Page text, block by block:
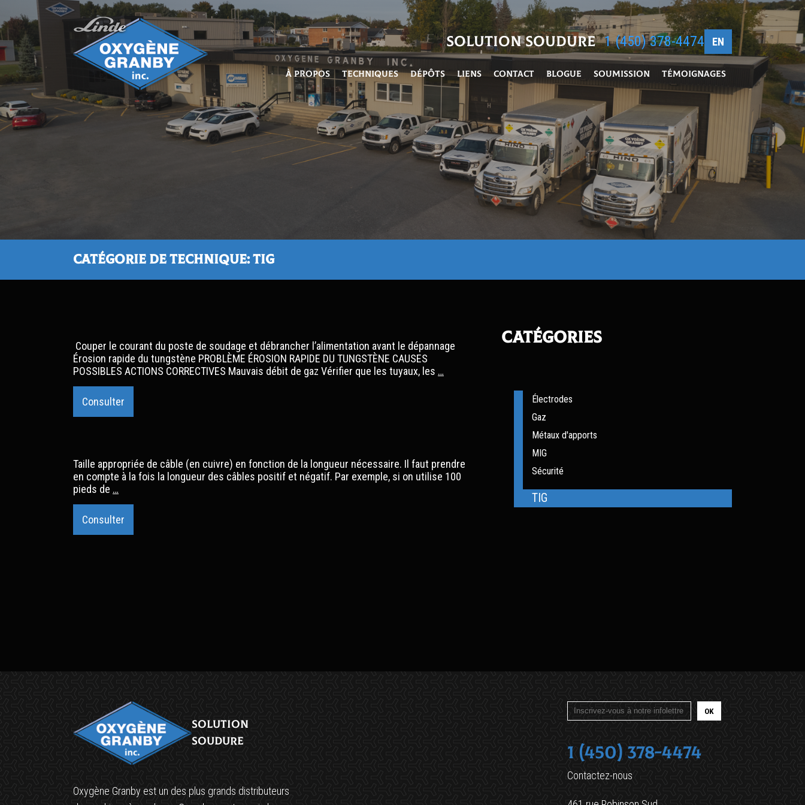
Solution soudure 1 (450) 378-4474 EN
À propos Techniques Dépôts Liens Contact Blogue Soumission Témoignages
Catégorie de technique: TIG
Couper le courant du poste de soudage et débrancher l’alimentation avant le dépannage
Érosion rapide du tungstène PROBLÈME ÉROSION RAPIDE DU TUNGSTÈNE CAUSES
POSSIBLES ACTIONS CORRECTIVES Mauvais débit de gaz Vérifier que les tuyaux, les …
Consulter
Taille appropriée de câble (en cuivre) en fonction de la longueur nécessaire. Il faut prendre
en compte à la fois la longueur des câbles positif et négatif. Par exemple, si on utilise 100
pieds de …
de
cables
Consulter
Catégories
Électrodes
Gaz
Métaux d'apports
MIG
Sécurité
TIG
Solution
soudure
Oxygène Granby est un des plus grands distributeurs
1 (450) 378-4474
Contactez-nous